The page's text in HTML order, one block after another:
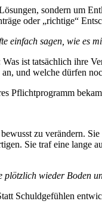
sondern um
oder „richtige“
einfach sagen, wie es
ist tatsächlich ihre
und welche dürfen
Pflichtprogramm
zu verändern.
Sie traf eine lange
plötzlich wieder Boden
Schuldgefühlen